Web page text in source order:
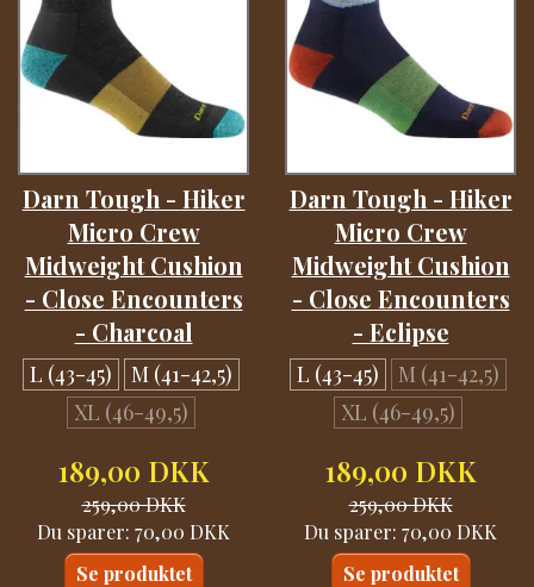
Darn Tough - Hiker
Micro Crew
Midweight Cushion
- Close Encounters
- Charcoal
L (43-45)
M (41-42,5)
XL (46-49,5)
189,00 DKK
259,00 DKK
Du sparer: 70,00 DKK
Se produktet
Darn Tough - Hiker
Micro Crew
Midweight Cushion
- Close Encounters
- Eclipse
L (43-45)
M (41-42,5)
XL (46-49,5)
189,00 DKK
259,00 DKK
Du sparer: 70,00 DKK
Se produktet